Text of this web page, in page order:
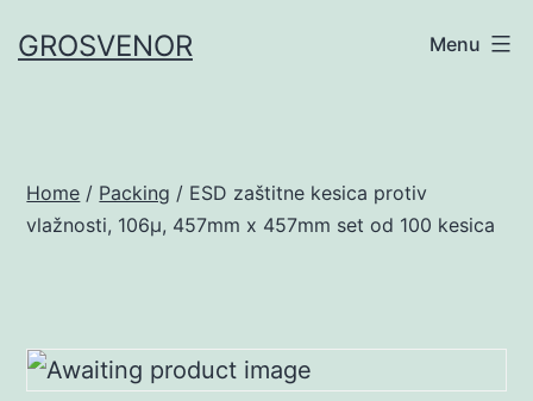
toGROSVENOR Menu
Home / Packing / ESD zaštitne kesica protiv
vlažnosti, 106µ, 457mm x 457mm set od 100 kesica